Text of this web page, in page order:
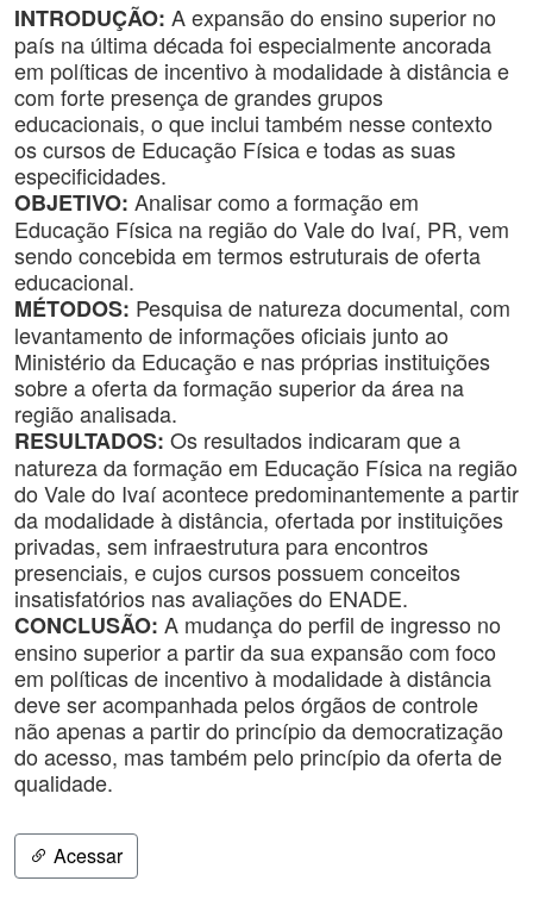
INTRODUÇÃO: A expansão do ensino superior no
país na última década foi especialmente ancorada
em políticas de incentivo à modalidade à distância e
com forte presença de grandes grupos
educacionais, o que inclui também nesse contexto
os cursos de Educação Física e todas as suas
especificidades.
OBJETIVO: Analisar como a formação em
Educação Física na região do Vale do Ivaí, PR, vem
sendo concebida em termos estruturais de oferta
educacional.
MÉTODOS: Pesquisa de natureza documental, com
levantamento de informações oficiais junto ao
Ministério da Educação e nas próprias instituições
sobre a oferta da formação superior da área na
região analisada.
RESULTADOS: Os resultados indicaram que a
natureza da formação em Educação Física na região
do Vale do Ivaí acontece predominantemente a partir
da modalidade à distância, ofertada por instituições
privadas, sem infraestrutura para encontros
presenciais, e cujos cursos possuem conceitos
insatisfatórios nas avaliações do ENADE.
CONCLUSÃO: A mudança do perfil de ingresso no
ensino superior a partir da sua expansão com foco
em políticas de incentivo à modalidade à distância
deve ser acompanhada pelos órgãos de controle
não apenas a partir do princípio da democratização
do acesso, mas também pelo princípio da oferta de
qualidade.
Acessar